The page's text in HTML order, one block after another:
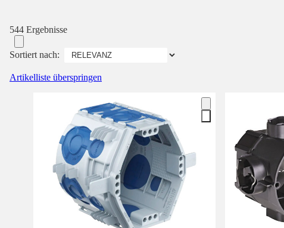
544 Ergebnisse
Sortiert nach:
Artikelliste überspringen